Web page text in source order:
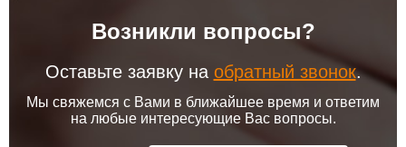
Возникли вопросы?
Оставьте заявку на обратный звонок.
Мы свяжемся с Вами в ближайшее время и ответим
на любые интересующие Вас вопросы.